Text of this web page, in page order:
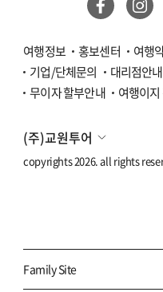
여행정보 홍보센터 여행
기업/단체문의
대리점안내
무이자 할부안내
여행이
(주)교원투어
copyrights 2026. all rights
Family Site